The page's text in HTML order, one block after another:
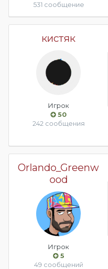
531 сообщение
кистяк
Игрок
50
242 сообщения
Orlando_Greenw
ood
Игрок
5
49 сообщений